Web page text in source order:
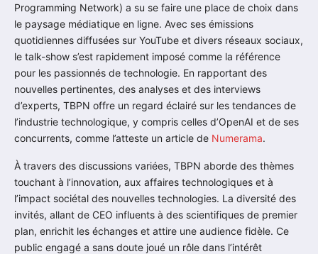
Programming Network) a su se faire une place de choix dans
le paysage médiatique en ligne. Avec ses émissions
quotidiennes diffusées sur YouTube et divers réseaux sociaux,
le talk-show s’est rapidement imposé comme la référence
pour les passionnés de technologie. En rapportant des
nouvelles pertinentes, des analyses et des interviews
d’experts, TBPN offre un regard éclairé sur les tendances de
l’industrie technologique, y compris celles d’OpenAI et de ses
concurrents, comme l’atteste un article de Numerama.
À travers des discussions variées, TBPN aborde des thèmes
touchant à l’innovation, aux affaires technologiques et à
l’impact sociétal des nouvelles technologies. La diversité des
invités, allant de CEO influents à des scientifiques de premier
plan, enrichit les échanges et attire une audience fidèle. Ce
public engagé a sans doute joué un rôle dans l’intérêt